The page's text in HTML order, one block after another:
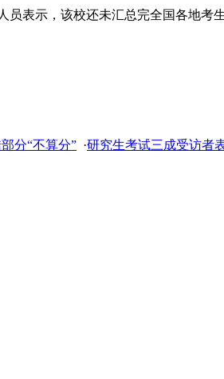
示，该校还未汇总完全国各地考
分“不算分” ·研究生考试三成受访者